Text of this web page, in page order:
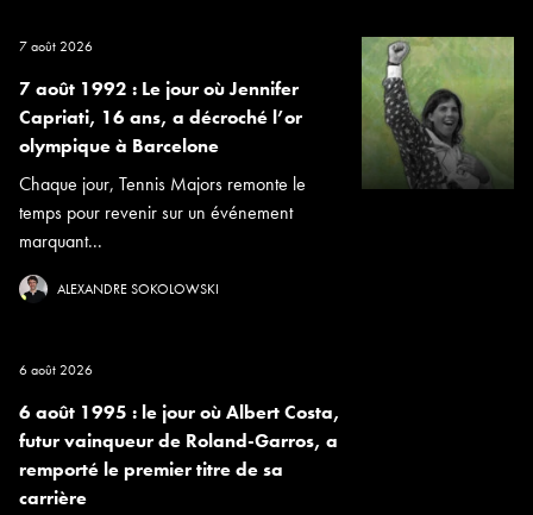
7 août 2026
7 août 1992 : Le jour où Jennifer
Capriati, 16 ans, a décroché l’or
olympique à Barcelone
Chaque jour, Tennis Majors remonte le
temps pour revenir sur un événement
marquant...
ALEXANDRE SOKOLOWSKI
6 août 2026
6 août 1995 : le jour où Albert Costa,
futur vainqueur de Roland-Garros, a
remporté le premier titre de sa
carrière